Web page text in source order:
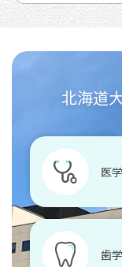
北海道
医
歯